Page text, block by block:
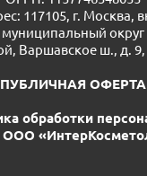
117105, г. Москва,
муниципальный округ
Варшавское ш., д. 9,
ПУБЛИЧНАЯ ОФЕРТА
обработки
ООО